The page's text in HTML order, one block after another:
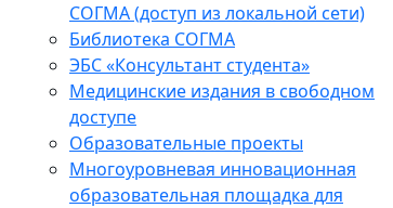
СОГМА (доступ из локальной сети)
Библиотека СОГМА
ЭБС «Консультант студента»
Медицинские издания в свободном
доступе
Образовательные проекты
Многоуровневая инновационная
образовательная площадка для